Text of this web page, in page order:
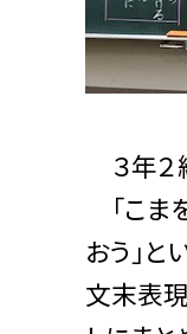
３年２
「こま
おう」と
文末表